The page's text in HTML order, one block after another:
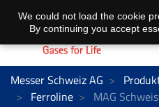
Messer Schweiz AG
Ferroline
MAG
We could not load the cookie
By continuing you accept